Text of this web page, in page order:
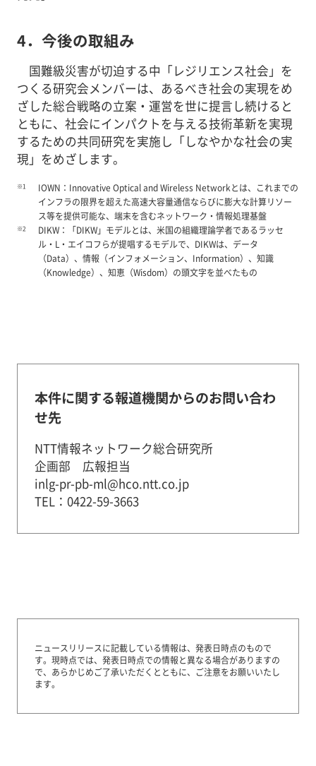
4．今後の取組み
国難級災害が切迫する中「レジリエンス社会」を
つくる研究会メンバーは、あるべき社会の実現をめ
ざした総合戦略の立案・運営を世に提言し続けると
ともに、社会にインパクトを与える技術革新を実現
するための共同研究を実施し「しなやかな社会の実
現」をめざします。
※1
IOWN：Innovative Optical and Wireless Networkとは、これまでの
インフラの限界を超えた高速大容量通信ならびに膨大な計算リソー
ス等を提供可能な、端末を含むネットワーク・情報処理基盤
※2
DIKW：「DIKW」モデルとは、米国の組織理論学者であるラッセ
ル・L・エイコフらが提唱するモデルで、DIKWは、データ
（Data）、情報（インフォメーション、Information）、知識
（Knowledge）、知恵（Wisdom）の頭文字を並べたもの
本件に関する報道機関からのお問い合わ
せ先
NTT情報ネットワーク総合研究所
企画部 広報担当
inlg-pr-pb-ml@hco.ntt.co.jp
TEL：0422-59-3663
ニュースリリースに記載している情報は、発表日時点のもので
す。 現時点では、発表日時点での情報と異なる場合がありますの
で、あらかじめご了承いただくとともに、ご注意をお願いいたし
ます。